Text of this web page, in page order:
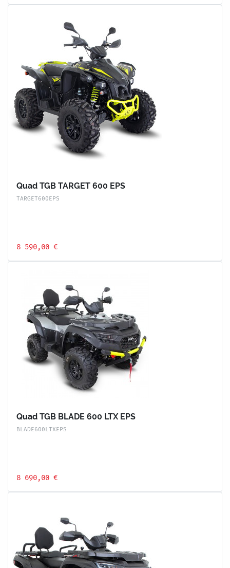
Quad TGB TARGET 600 EPS
TARGET600EPS
8 590,00 €
Quad TGB BLADE 600 LTX EPS
BLADE600LTXEPS
8 690,00 €